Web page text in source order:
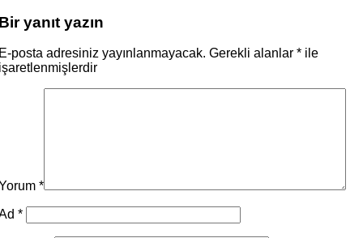
yanıt yazın
posta adresiniz yayınlanmayacak. Gerekli alanlar * ile
*
*